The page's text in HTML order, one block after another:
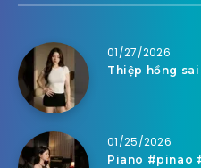
01/27/2026
Thiệp hồng
01/25/2026
Piano #pinao